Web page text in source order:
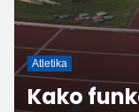
Atletika
Kako